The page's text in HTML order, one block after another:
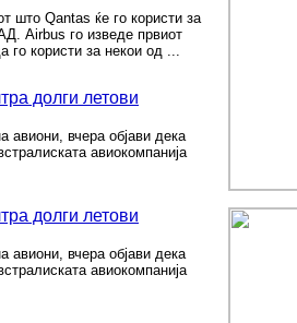
што Qantas ќе го користи за
Airbus го изведе првиот
го користи за некои од ...
долги летови
авиони, вчера објави дека
авиокомпанија
долги летови
авиони, вчера објави дека
авиокомпанија